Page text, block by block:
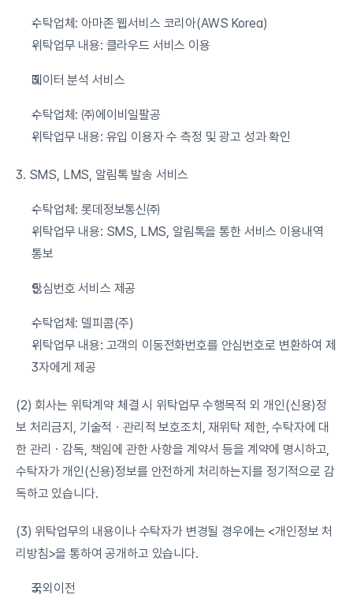
수탁업체: 아마존 웹서비스 코리아(AWS Korea)
위탁업무 내용: 클라우드 서비스 이용
데이터 분석 서비스
수탁업체: ㈜에이비일팔공
위탁업무 내용: 유입 이용자 수 측정 및 광고 성과 확인
3. SMS, LMS, 알림톡 발송 서비스
수탁업체: 롯데정보통신㈜
위탁업무 내용: SMS, LMS, 알림톡을 통한 서비스 이용내역
통보
안심번호 서비스 제공
수탁업체: 델피콤(주)
위탁업무 내용: 고객의 이동전화번호를 안심번호로 변환하여 제
3자에게 제공
(2) 회사는 위탁계약 체결 시 위탁업무 수행목적 외 개인(신용)정
보 처리금지, 기술적ㆍ관리적 보호조치, 재위탁 제한, 수탁자에 대
한 관리ㆍ감독, 책임에 관한 사항을 계약서 등을 계약에 명시하고,
수탁자가 개인(신용)정보를 안전하게 처리하는지를 정기적으로 감
독하고 있습니다.
(3) 위탁업무의 내용이나 수탁자가 변경될 경우에는 <개인정보 처
리방침>을 통하여 공개하고 있습니다.
국외이전